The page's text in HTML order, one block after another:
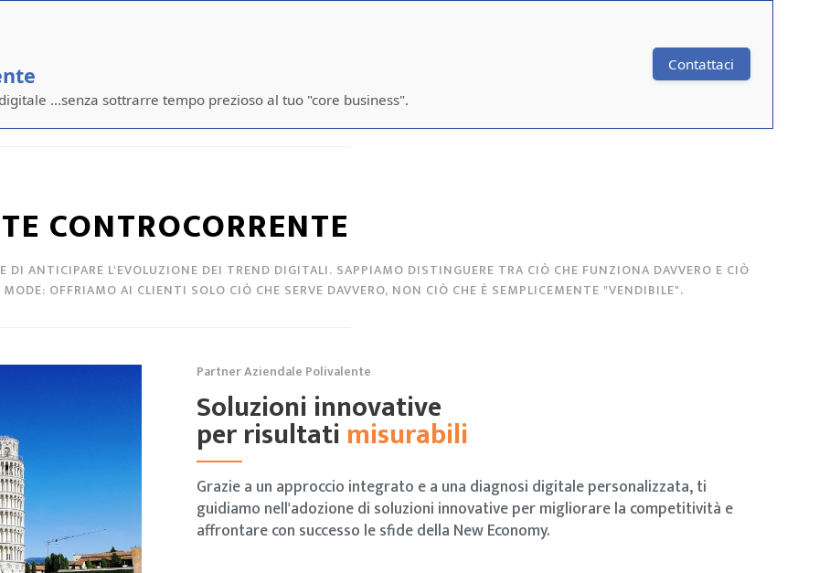
...senza sottrarre tempo prezioso al tuo "core business".
Contattaci
CONTROCORRENTE
DI ANTICIPARE L'EVOLUZIONE DEI TREND DIGITALI. SAPPIAMO DISTINGUERE TRA CIÒ CHE FUNZIONA DAVVERO E CIÒ
OFFRIAMO AI CLIENTI SOLO CIÒ CHE SERVE DAVVERO, NON CIÒ CHE È SEMPLICEMENTE "VENDIBILE".
Partner Aziendale Polivalente
Soluzioni innovative
per risultati misurabili
Grazie a un approccio integrato e a una diagnosi digitale personalizzata, ti
guidiamo nell'adozione di soluzioni innovative per migliorare la competitività e
affrontare con successo le sfide della New Economy.